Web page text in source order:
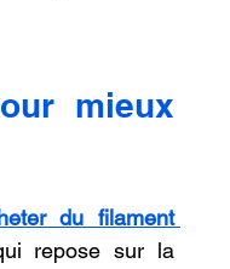
mieux
du filament
repose sur la